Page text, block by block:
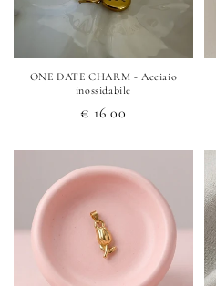
o
ONE DATE CHARM - Acciaio
inossidabile
Prezzo
€ 16.00